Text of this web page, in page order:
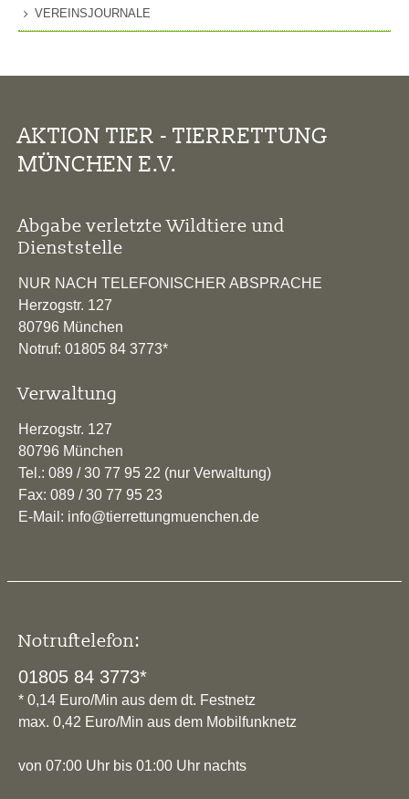
VEREINSJOURNALE
AKTION TIER - TIERRETTUNG
MÜNCHEN E.V.
Abgabe verletzte Wildtiere und
Dienststelle
NUR NACH TELEFONISCHER ABSPRACHE
Herzogstr. 127
80796 München
Notruf: 01805 84 3773*
Verwaltung
Herzogstr. 127
80796 München
Tel.: 089 / 30 77 95 22 (nur Verwaltung)
Fax: 089 / 30 77 95 23
E-Mail: info@tierrettungmuenchen.de
Notruftelefon:
01805 84 3773*
* 0,14 Euro/Min aus dem dt. Festnetz
max. 0,42 Euro/Min aus dem Mobilfunknetz
von 07:00 Uhr bis 01:00 Uhr nachts